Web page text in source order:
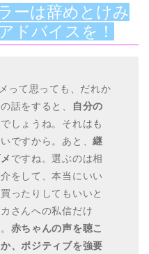
ーは辞めとけみ
ドバイスを！
って思っても、だれか
話をすると、
自分の
でしょうね。それはも
ですから。あと、継
ですね。選ぶのは相
をして、本当にいい
ったりしてもいいと
さんへの私信だけ
赤ちゃんの声を聴こ
、ポジティブを強要